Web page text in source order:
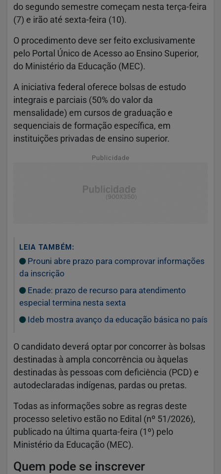
do segundo semestre começam nesta terça-feira
(7) e irão até sexta-feira (10).
O procedimento deve ser feito exclusivamente
pelo Portal Único de Acesso ao Ensino Superior,
do Ministério da Educação (MEC).
A iniciativa federal oferece bolsas de estudo
integrais e parciais (50% do valor da
mensalidade) em cursos de graduação e
sequenciais de formação específica, em
instituições privadas de ensino superior.
Publicidade
LEIA TAMBÉM:
Prouni abre prazo para comprovar informações
da inscrição
Enade: prazo de recurso para atendimento
especial termina nesta sexta
Ideb mostra avanço da educação básica no país
O candidato deverá optar por concorrer às bolsas
destinadas à ampla concorrência ou àquelas
destinadas às pessoas com deficiência (PCD) e
autodeclaradas indígenas, pardas ou pretas.
Todas as informações sobre as regras deste
processo seletivo estão no Edital (nº 51/2026),
publicado na última quarta-feira (1º) pelo
Ministério da Educação (MEC).
Quem pode se inscrever